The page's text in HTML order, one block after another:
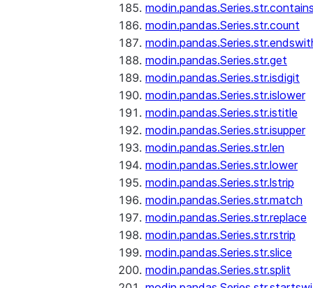
modin.pandas.Series.str.count
modin.pandas.Series.str.get
modin.pandas.Series.str.isdigit
modin.pandas.Series.str.islower
modin.pandas.Series.str.istitle
modin.pandas.Series.str.isupper
modin.pandas.Series.str.len
modin.pandas.Series.str.lower
modin.pandas.Series.str.lstrip
modin.pandas.Series.str.match
modin.pandas.Series.str.replace
modin.pandas.Series.str.rstrip
modin.pandas.Series.str.slice
modin.pandas.Series.str.split